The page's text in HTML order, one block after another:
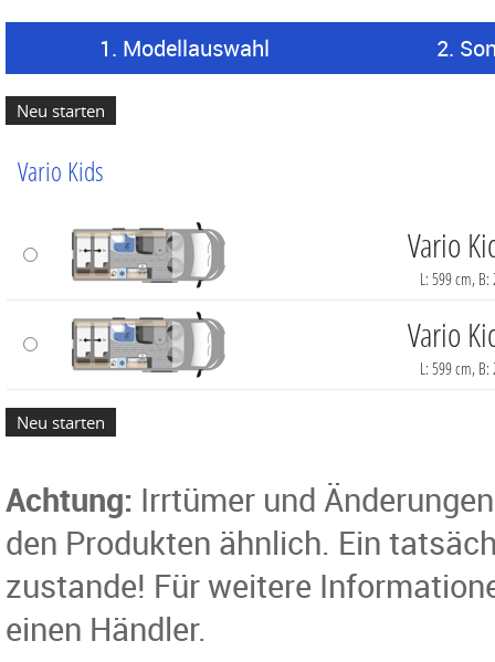
1. Modellauswahl 2.
Vario Kids
Vario
L: 599 cm,
Vario
L: 599 cm,
Achtung: Irrtümer und
den Produkten ähnlich. Ein
zustande! Für weitere
einen Händler.